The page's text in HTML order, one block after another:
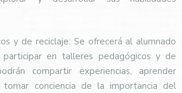
y de reciclaje: Se ofrecerá al alumnado
en talleres pedagógicos y de
compartir experiencias, aprender
conciencia de la importancia del